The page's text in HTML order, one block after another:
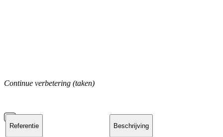
Continue verbetering (taken)
Referentie Beschrijving